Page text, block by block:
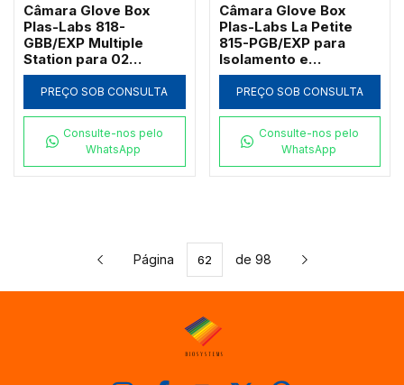
Câmara Glove Box
Plas-Labs 818-
GBB/EXP Multiple
Station para 02
Operadores (152cm)
PREÇO SOB CONSULTA
Consulte-nos pelo
WhatsApp
Câmara Glove Box
Plas-Labs La Petite
815-PGB/EXP para
Isolamento e
Contenção
PREÇO SOB CONSULTA
Consulte-nos pelo
WhatsApp
Página de 98